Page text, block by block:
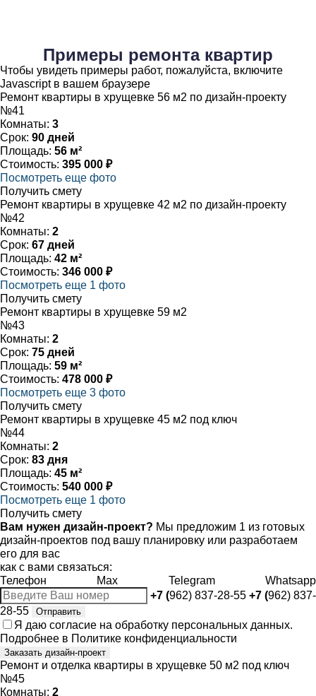
Примеры ремонта квартир
Чтобы увидеть примеры работ, пожалуйста, включите
Javascript в вашем браузере
Ремонт квартиры в хрущевке 56 м2 по дизайн-проекту
№41
Комнаты: 3
Срок: 90 дней
Площадь: 56 м²
Стоимость: 395 000 ₽
Посмотреть еще фото
Получить смету
Ремонт квартиры в хрущевке 42 м2 по дизайн-проекту
№42
Комнаты: 2
Срок: 67 дней
Площадь: 42 м²
Стоимость: 346 000 ₽
Посмотреть еще 1 фото
Получить смету
Ремонт квартиры в хрущевке 59 м2
№43
Комнаты: 2
Срок: 75 дней
Площадь: 59 м²
Стоимость: 478 000 ₽
Посмотреть еще 3 фото
Получить смету
Ремонт квартиры в хрущевке 45 м2 под ключ
№44
Комнаты: 2
Срок: 83 дня
Площадь: 45 м²
Стоимость: 540 000 ₽
Посмотреть еще 1 фото
Получить смету
Вам нужен дизайн-проект? Мы предложим 1 из готовых
дизайн-проектов под вашу планировку или разработаем
его для вас
как с вами связаться:
Телефон
Max Telegram
Whatsapp
+7 (962) 837-28-55 +7 (962) 837-
28-55
Отправить
Я даю согласие на обработку персональных данных.
Подробнее в Политике конфиденциальности
Заказать дизайн-проект
Ремонт и отделка квартиры в хрущевке 50 м2 под ключ
№45
Комнаты: 2